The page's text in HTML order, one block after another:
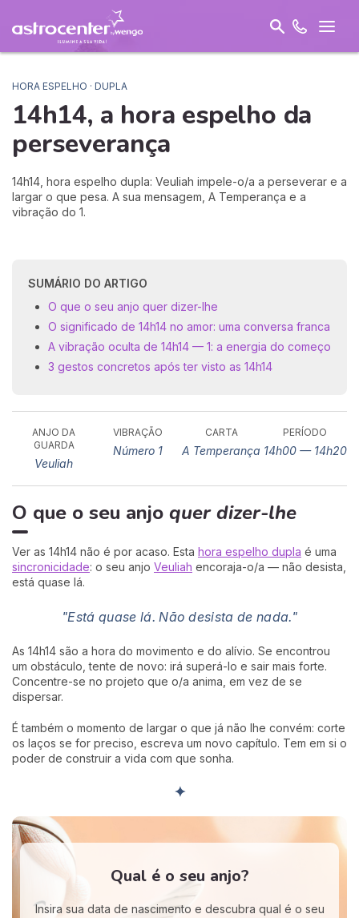
HORA ESPELHO · DUPLA
14h14, a hora espelho da
perseverança
14h14, hora espelho dupla: Veuliah impele-o/a a perseverar e a
largar o que pesa. A sua mensagem, A Temperança e a
vibração do 1.
SUMÁRIO DO ARTIGO
O que o seu anjo quer dizer-lhe
O significado de 14h14 no amor: uma conversa franca
A vibração oculta de 14h14 — 1: a energia do começo
3 gestos concretos após ter visto as 14h14
ANJO DA
GUARDA
Veuliah
VIBRAÇÃO
Número 1
CARTA
A Temperança
PERÍODO
14h00 — 14h20
O que o seu anjo quer dizer-lhe
Ver as 14h14 não é por acaso. Esta hora espelho dupla é uma
sincronicidade: o seu anjo Veuliah encoraja-o/a — não desista,
está quase lá.
"Está quase lá. Não desista de nada."
As 14h14 são a hora do movimento e do alívio. Se encontrou
um obstáculo, tente de novo: irá superá-lo e sair mais forte.
Concentre-se no projeto que o/a anima, em vez de se
dispersar.
É também o momento de largar o que já não lhe convém: corte
os laços se for preciso, escreva um novo capítulo. Tem em si o
poder de construir a vida com que sonha.
✦
Qual é o seu anjo?
Insira sua data de nascimento e descubra qual é o seu